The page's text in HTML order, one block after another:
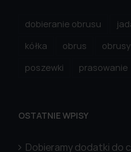
dobieranie obrusu
kółka
obrus obrusy
poszewki
prasowanie
OSTATNIE WPISY
Dobieramy dodatki do